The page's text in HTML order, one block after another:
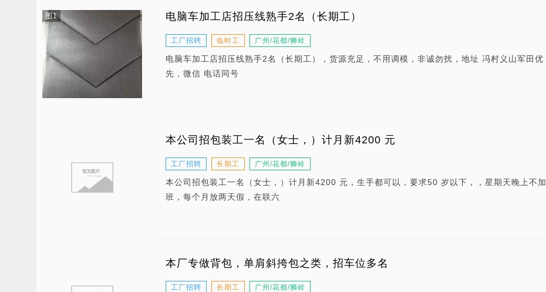
图1 电脑车加工店招压线熟手2名（长期工）
工厂招聘 临时工 广州/花都/狮岭
电脑车加工店招压线熟手2名（长期工），货源充足，不用调模，非诚勿扰，地址 冯村义山军田优
先，微信 电话同号
本公司招包装工一名（女士，）计月新4200 元
工厂招聘 长期工 广州/花都/狮岭
本公司招包装工一名（女士，）计月新4200 元，生手都可以，要求50 岁以下，，星期天晚上不加
班，每个月放两天假，在联六
本厂专做背包，单肩斜挎包之类，招车位多名
工厂招聘 长期工 广州/花都/狮岭